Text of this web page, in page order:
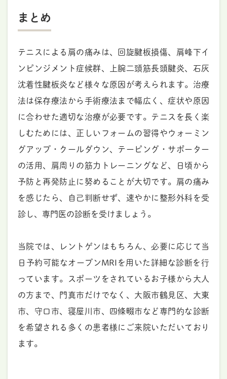
まとめ
テニスによる肩の痛みは、回旋腱板損傷、肩峰下イ
ンピンジメント症候群、上腕二頭筋長頭腱炎、石灰
沈着性腱板炎など様々な原因が考えられます。治療
法は保存療法から手術療法まで幅広く、症状や原因
に合わせた適切な治療が必要です。テニスを長く楽
しむためには、正しいフォームの習得やウォーミン
グアップ・クールダウン、テーピング・サポーター
の活用、肩周りの筋力トレーニングなど、日頃から
予防と再発防止に努めることが大切です。肩の痛み
を感じたら、自己判断せず、速やかに整形外科を受
診し、専門医の診断を受けましょう。
当院では、レントゲンはもちろん、必要に応じて当
日予約可能なオープンMRIを用いた詳細な診断を行
っています。スポーツをされているお子様から大人
の方まで、門真市だけでなく、大阪市鶴見区、大東
市、守口市、寝屋川市、四條畷市など専門的な診断
を希望される多くの患者様にご来院いただいており
ます。